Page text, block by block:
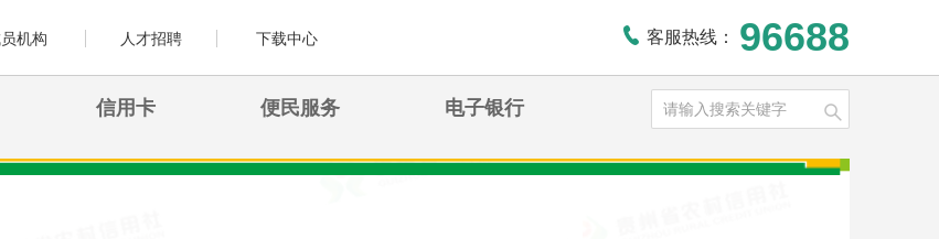
机构 人才招聘 下载中心 客服热线： 96688
信用卡 便民服务 电子银行